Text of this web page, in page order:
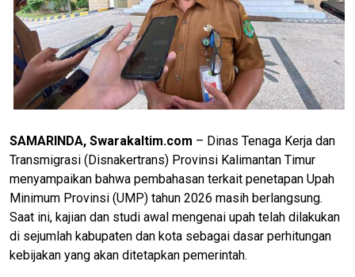
SAMARINDA, Swarakaltim.com – Dinas Tenaga Kerja dan
Transmigrasi (Disnakertrans) Provinsi Kalimantan Timur
menyampaikan bahwa pembahasan terkait penetapan Upah
Minimum Provinsi (UMP) tahun 2026 masih berlangsung.
Saat ini, kajian dan studi awal mengenai upah telah dilakukan
di sejumlah kabupaten dan kota sebagai dasar perhitungan
kebijakan yang akan ditetapkan pemerintah.